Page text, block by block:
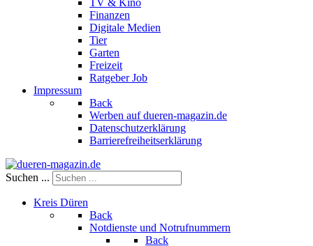
TV & Kino
Finanzen
Digitale Medien
Tier
Garten
Freizeit
Ratgeber Job
Impressum
Back
Werben auf dueren-magazin.de
Datenschutzerklärung
Barrierefreiheitserklärung
Suchen ...
Kreis Düren
Back
Notdienste und Notrufnummern
Back